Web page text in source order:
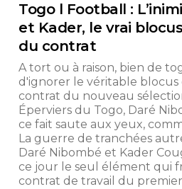
Togo l Football :
et Kader, le vrai
du contrat
A tort ou à raison, bien de
d'ignorer le véritable blocus
contrat du nouveau
Éperviers du Togo, Daré
ce fait saute aux yeux,
La guerre de tranchées
Daré Nibombé et Kader
ce jour le seul élément qui
contrat de travail du